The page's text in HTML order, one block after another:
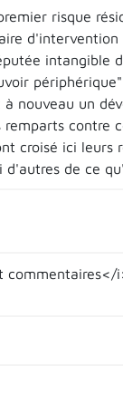
risque
nouveau un
croisé ici
de ce
commentaires</